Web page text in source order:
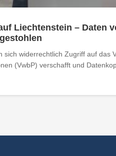
Liechtenstein – Daten
sich widerrechtlich Zugriff auf das
(VwbP) verschafft und